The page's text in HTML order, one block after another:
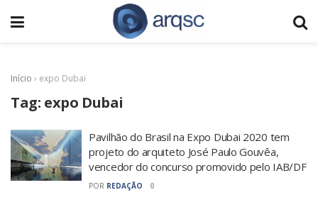
Início › expo Dubai
Tag: expo Dubai
Pavilhão do Brasil na Expo Dubai 2020 tem
projeto do arquiteto José Paulo Gouvêa,
vencedor do concurso promovido pelo IAB/DF
POR REDAÇÃO 0